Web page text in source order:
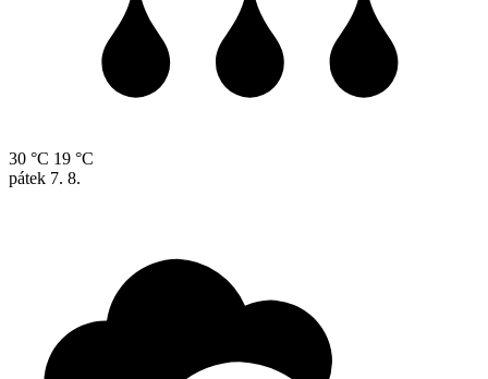
30 °C 19 °C
pátek 7. 8.